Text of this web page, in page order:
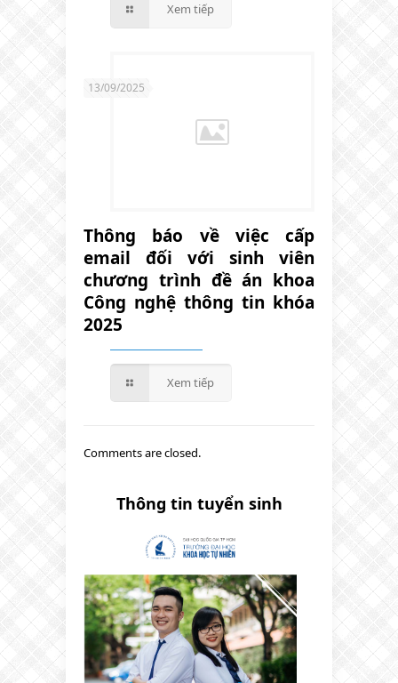
Xem tiếp
13/09/2025
Thông báo về việc cấp
email đối với sinh viên
chương trình đề án khoa
Công nghệ thông tin khóa
2025
Xem tiếp
Comments are closed.
Thông tin tuyển sinh